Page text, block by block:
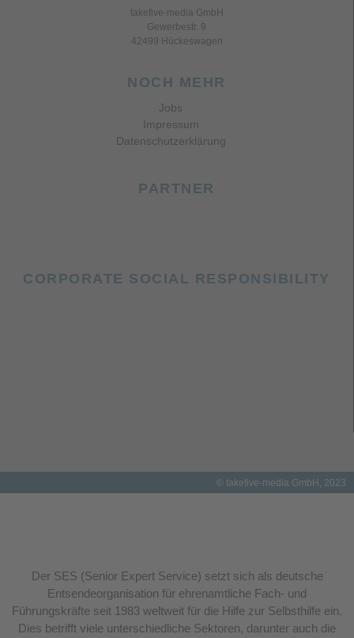
takefive-media GmbH
Gewerbestr. 9
42499 Hückeswagen
NOCH MEHR
Jobs
Impressum
Datenschutzerklärung
PARTNER
CORPORATE SOCIAL RESPONSIBILITY
© takefive-media GmbH, 2023
Der SES (Senior Expert Service) setzt sich als deutsche
Entsendeorganisation für ehrenamtliche Fach- und
Führungskräfte seit 1983 weltweit für die Hilfe zur Selbsthilfe ein.
Dies betrifft viele unterschiedliche Sektoren, darunter auch die